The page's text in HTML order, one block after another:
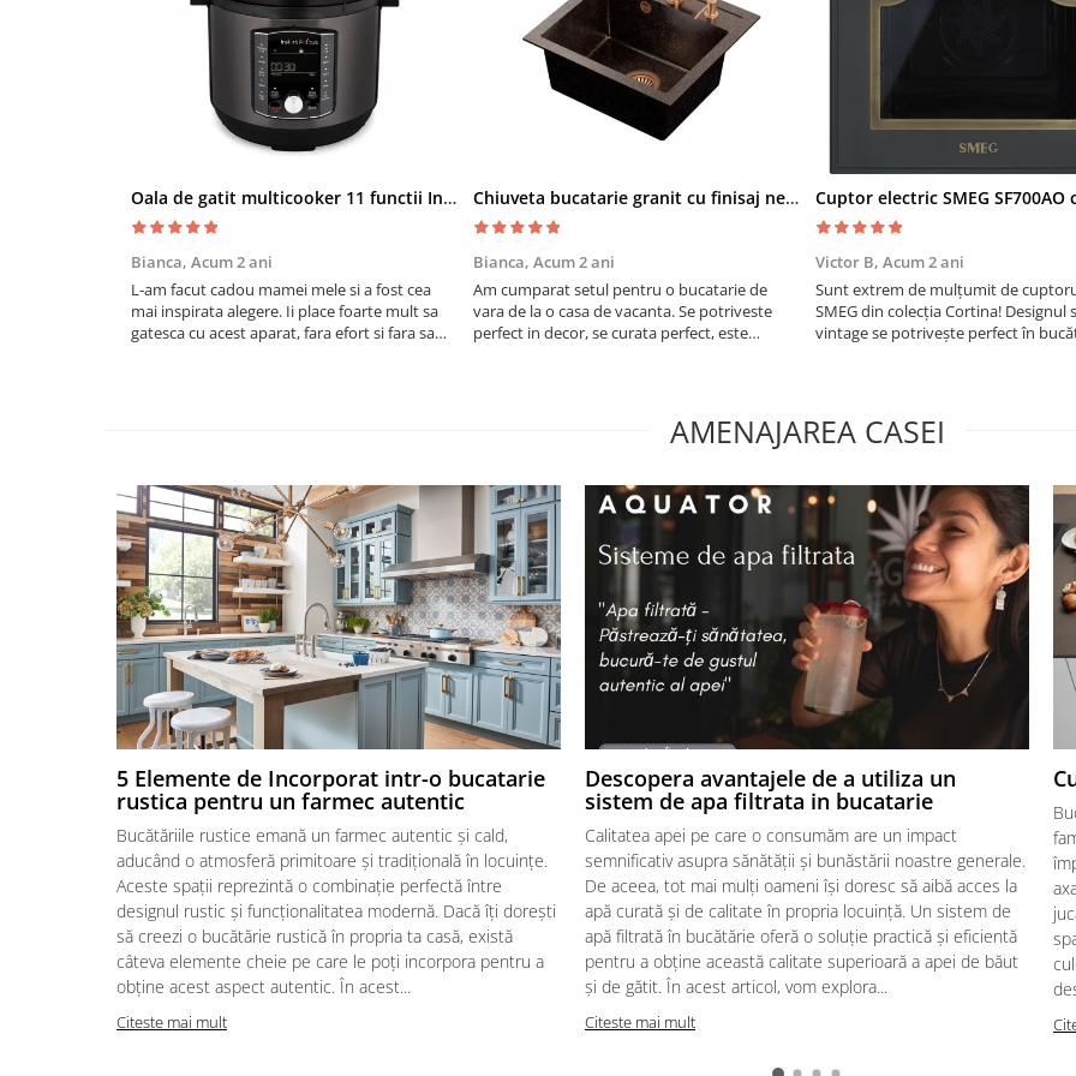
Oala de gatit multicooker 11 functii Instant Pot Pro Crisp 8 + Air Fryer 7.6 lt
Bianca, Acum 2 ani
L-am facut cadou mamei mele si a fost cea
mai inspirata alegere. Ii place foarte mult sa
gatesca cu acest aparat, fara efort si fara sa
Chiuveta bucatarie granit cu finisaj negru perlat/cupru Steingran Art Copper cu dozator si baterie Quadron
Bianca, Acum 2 ani
Am cumparat setul pentru o bucatarie de
vara de la o casa de vacanta. Se potriveste
perfect in decor, se curata perfect, este
Victor B, Acum 2 ani
Sunt extrem de mulțumit de
SMEG din colecția Cortina! Designul
vintage se potrivește perfect în
AMENAJAREA CASEI
5 Elemente de Incorporat intr-o bucatarie
rustica pentru un farmec autentic
Bucătăriile rustice emană un farmec autentic și cald,
aducând o atmosferă primitoare și tradițională în locuințe.
Aceste spații reprezintă o combinație perfectă între
designul rustic și funcționalitatea modernă. Dacă îți dorești
să creezi o bucătărie rustică în propria ta casă, există
câteva elemente cheie pe care le poți incorpora pentru a
obține acest aspect autentic. În acest...
Citeste mai mult
Descopera avantajele de a utiliza un
sistem de apa filtrata in bucatarie
Calitatea apei pe care o consumăm are un impact
semnificativ asupra sănătății și bunăstării noastre generale.
De aceea, tot mai mulți oameni își doresc să aibă acces la
apă curată și de calitate în propria locuință. Un sistem de
apă filtrată în bucătărie oferă o soluție practică și eficientă
pentru a obține această calitate superioară a apei de băut
și de gătit. În acest articol, vom explora...
Citeste mai mult